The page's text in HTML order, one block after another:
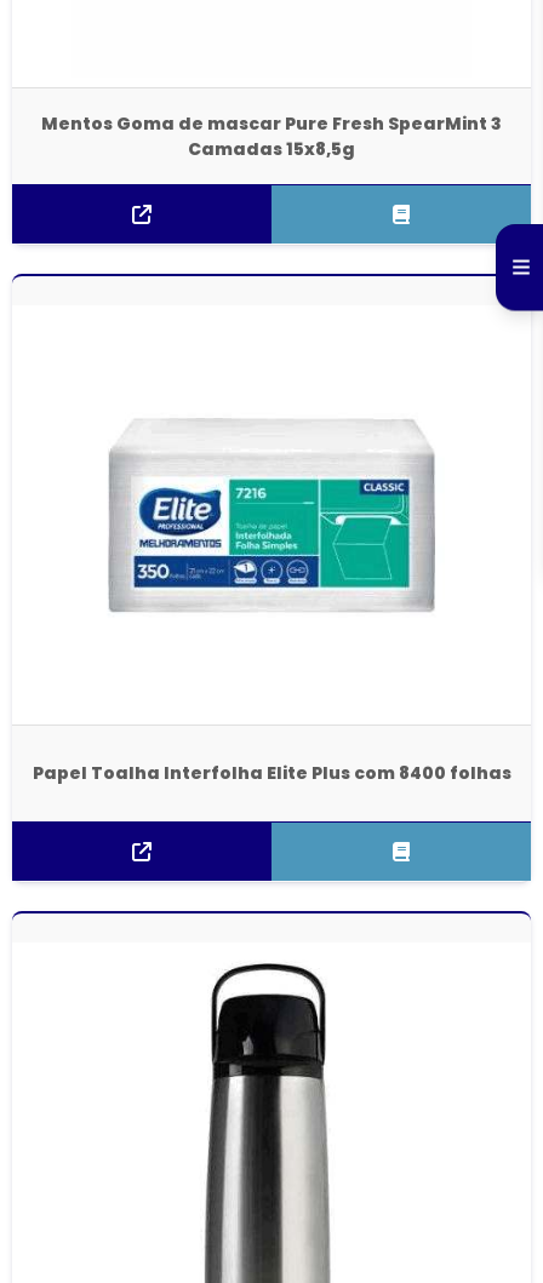
Mentos Goma de mascar Pure Fresh SpearMint 3
Camadas 15x8,5g
Papel Toalha Interfolha Elite Plus com 8400 folhas